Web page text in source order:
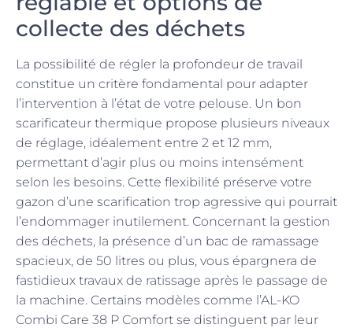
collecte des déchets
La possibilité de régler la profondeur de travail
constitue un critère fondamental pour adapter
l’intervention à l’état de votre pelouse. Un bon
scarificateur thermique propose plusieurs niveaux
de réglage, idéalement entre 2 et 12 mm,
permettant d’agir plus ou moins intensément
selon les besoins. Cette flexibilité préserve votre
gazon d’une scarification trop agressive qui pourrait
l’endommager inutilement. Concernant la gestion
des déchets, la présence d’un bac de ramassage
spacieux, de 50 litres ou plus, vous épargnera de
fastidieux travaux de ratissage après le passage de
la machine. Certains modèles comme l’AL-KO
Combi Care 38 P Comfort se distinguent par leur